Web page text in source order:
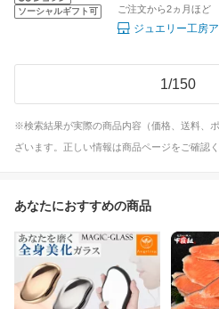
ソーシャルギフト可
ご注文から2ヵ月ほど
ジュエリー工房
1/150
※検索結果が実際の商品内容（価格、送料、
ざいます。正しい情報は商品ページをご確認く
あなたにおすすめの商品